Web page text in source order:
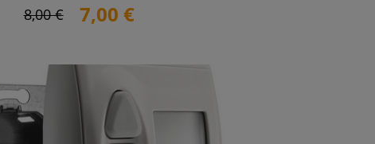
bez nutnosti stavebných úprav. Vy ...
8,00 € 7,00 €